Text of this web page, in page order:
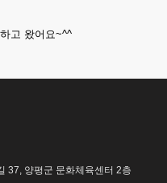
고 왔어요~^^
37, 양평군 문화체육센터 2층